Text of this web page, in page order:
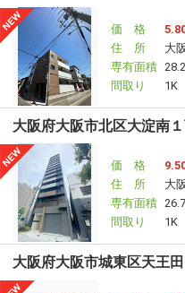
価 格
住 所
大
専有面積
間取り
1K
大阪府大阪市北区大淀南
価 格
住 所
大
専有面積
間取り
1K
大阪府大阪市城東区天王田